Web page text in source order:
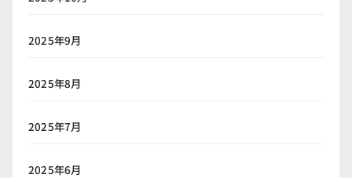
2025年9月
2025年8月
2025年7月
2025年6月